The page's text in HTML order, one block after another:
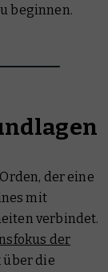
beginnen.
der eine
mit
verbindet.
der
über die